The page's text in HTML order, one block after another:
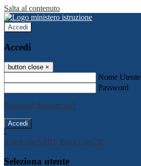
Salta al contenuto
Accedi
Accedi
button close ×
Nome Utente
Password
Password dimenticata?
-
Entra con SPID Entra con CIE
Seleziona utente